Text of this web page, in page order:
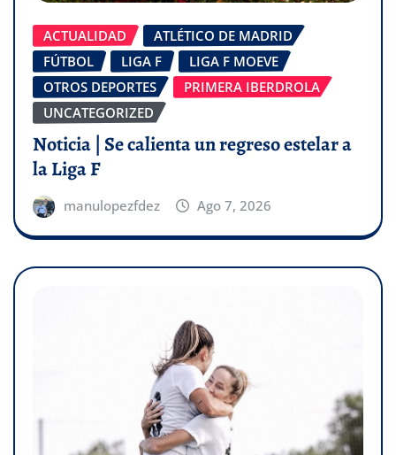
ACTUALIDAD
ATLÉTICO DE MADRID
FÚTBOL
LIGA F
LIGA F MOEVE
OTROS DEPORTES
PRIMERA IBERDROLA
UNCATEGORIZED
Noticia | Se calienta un regreso estelar a
la Liga F
manulopezfdez Ago 7, 2026